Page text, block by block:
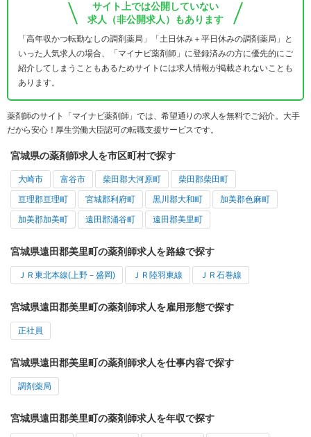
サイト上では公開していない
求人（非公開求人）もあります
「高年収かつ転勤なしの調剤薬局」「土日休み＋平日休みの調剤薬局」と
いった人気求人の場合、「マイナビ薬剤師」に登録済みの方に優先的にご
紹介してしまうこともあるためサイトには求人情報が掲載されないことも
あります。
薬剤師のサイト「マイナビ薬剤師」では、希望通りの求人を無料でご紹介。大手
だから安心！厚生労働大臣認可の転職支援サービスです。
宮城県の薬剤師求人を市区町村で探す
大崎市 富谷市 柴田郡大河原町 柴田郡柴田町
亘理郡亘理町 宮城郡利府町 黒川郡大和町 加美郡色麻町
加美郡加美町 遠田郡涌谷町 遠田郡美里町
宮城県遠田郡美里町の薬剤師求人を路線で探す
ＪＲ東北本線(上野－盛岡) ＪＲ陸羽東線 ＪＲ石巻線
宮城県遠田郡美里町の薬剤師求人を雇用形態で探す
正社員
宮城県遠田郡美里町の薬剤師求人を仕事内容で探す
調剤薬局
宮城県遠田郡美里町の薬剤師求人を年収で探す